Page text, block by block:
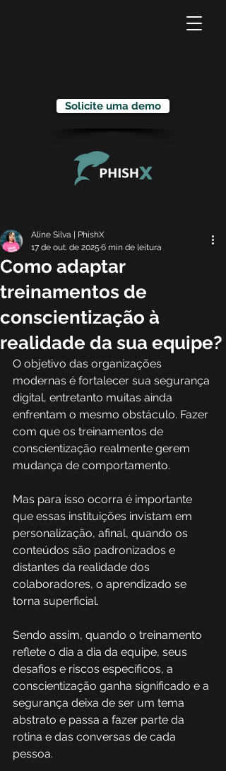
Solicite uma demo
Como adaptar
treinamentos de
conscientização à
realidade da sua equipe?
Aline Silva | PhishX
17 de out. de 2025 6 min de leitura
O objetivo das organizações
modernas é fortalecer sua segurança
digital, entretanto muitas ainda
enfrentam o mesmo obstáculo. Fazer
com que os treinamentos de
conscientização realmente gerem
mudança de comportamento.
Mas para isso ocorra é importante
que essas instituições invistam em
personalização, afinal, quando os
conteúdos são padronizados e
distantes da realidade dos
colaboradores, o aprendizado se
torna superficial.
Sendo assim, quando o treinamento
reflete o dia a dia da equipe, seus
desafios e riscos específicos, a
conscientização ganha significado e a
segurança deixa de ser um tema
abstrato e passa a fazer parte da
rotina e das conversas de cada
pessoa.